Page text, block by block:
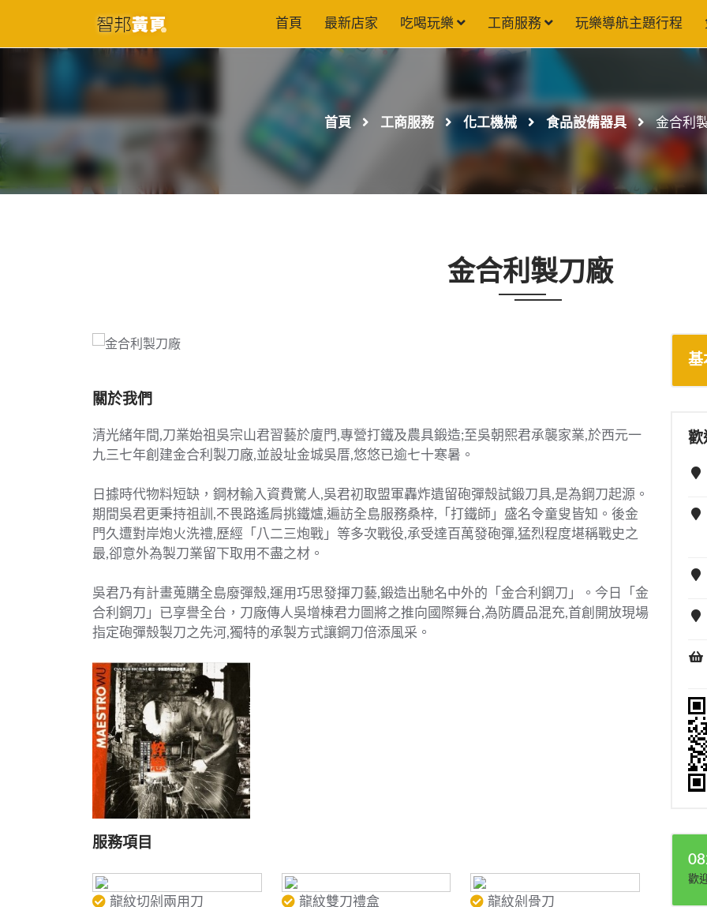
首頁 最新店家 吃喝玩樂 工商服務 玩樂導航主題行程
首頁 工商服務 化工機械 食品設備器具 金合利
金合利製刀廠
關於我們
清光緒年間,刀業始祖吳宗山君習藝於廈門,專營打鐵及農具鍛造;至吳朝熙君承襲家業,於西元一
九三七年創建金合利製刀廠,並設址金城吳厝,悠悠已逾七十寒暑。
日據時代物料短缺，鋼材輸入資費驚人,吳君初取盟軍轟炸遺留砲彈殼試鍛刀具,是為鋼刀起源。
期間吳君更秉持祖訓,不畏路遙肩挑鐵爐,遍訪全島服務桑梓,「打鐵師」盛名令童叟皆知。後金
門久遭對岸炮火洗禮,歷經「八二三炮戰」等多次戰役,承受達百萬發砲彈,猛烈程度堪稱戰史之
最,卻意外為製刀業留下取用不盡之材。
吳君乃有計畫蒐購全島廢彈殼,運用巧思發揮刀藝,鍛造出馳名中外的「金合利鋼刀」。今日「金
合利鋼刀」已享譽全台，刀廠傳人吳增棟君力圖將之推向國際舞台,為防贗品混充,首創開放現場
指定砲彈殼製刀之先河,獨特的承製方式讓鋼刀倍添風采。
服務項目
龍紋切剁兩用刀 龍紋雙刀禮盒 龍紋剁骨刀
基
歡
歡